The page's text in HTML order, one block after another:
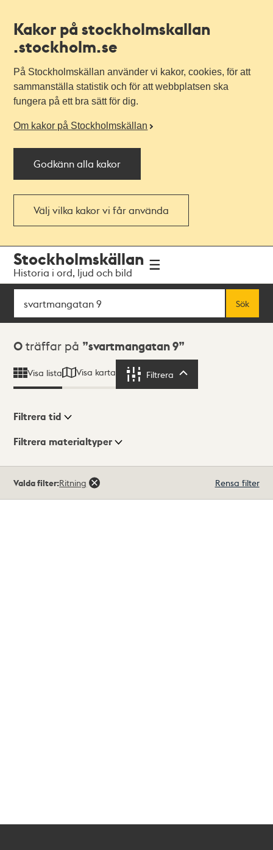
Kakor på stockholmskallan
.stockholm.se
På Stockholmskällan använder vi kakor, cookies, för att
sammanställa statistik och för att webbplatsen ska
fungera på ett bra sätt för dig.
Om kakor på Stockholmskällan
Godkänn alla kakor
Välj vilka kakor vi får använda
navigationen
huvudinnehållet
Stockholmskällan
Historia i ord, ljud och bild
Sök
Sök
Sökresultat
0 träffar på svartmangatan 9
Visa lista Visa karta Filtrera
Visningsläge
Filtrera tid
Filtrera materialtyper
träffar
Valda filter:Ritning Rensa filter